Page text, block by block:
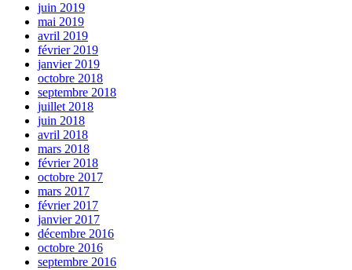
juin 2019
mai 2019
avril 2019
février 2019
janvier 2019
octobre 2018
septembre 2018
juillet 2018
juin 2018
avril 2018
mars 2018
février 2018
octobre 2017
mars 2017
février 2017
janvier 2017
décembre 2016
octobre 2016
septembre 2016